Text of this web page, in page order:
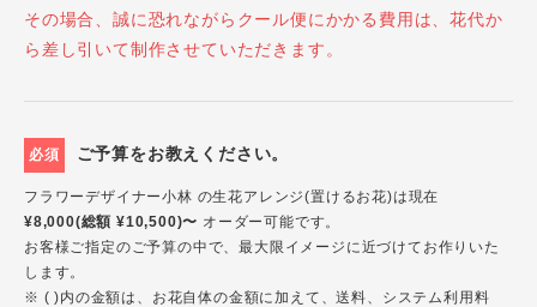
その場合、誠に恐れながらクール便にかかる費用は、花代か
ら差し引いて制作させていただきます。
必須 ご予算をお教えください。
フラワーデザイナー小林 の生花アレンジ(置けるお花)は現在
¥8,000(総額 ¥10,500)〜 オーダー可能です。
お客様ご指定のご予算の中で、最大限イメージに近づけてお作りいた
します。
※ ( )内の金額は、お花自体の金額に加えて、送料、システム利用料